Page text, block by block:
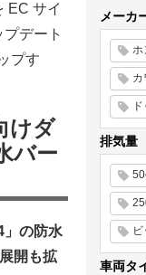
EC サイ
デート
プす
けダ
バー
」の防水
開も拡
メーカ
ホ
カ
排気量
車両タ